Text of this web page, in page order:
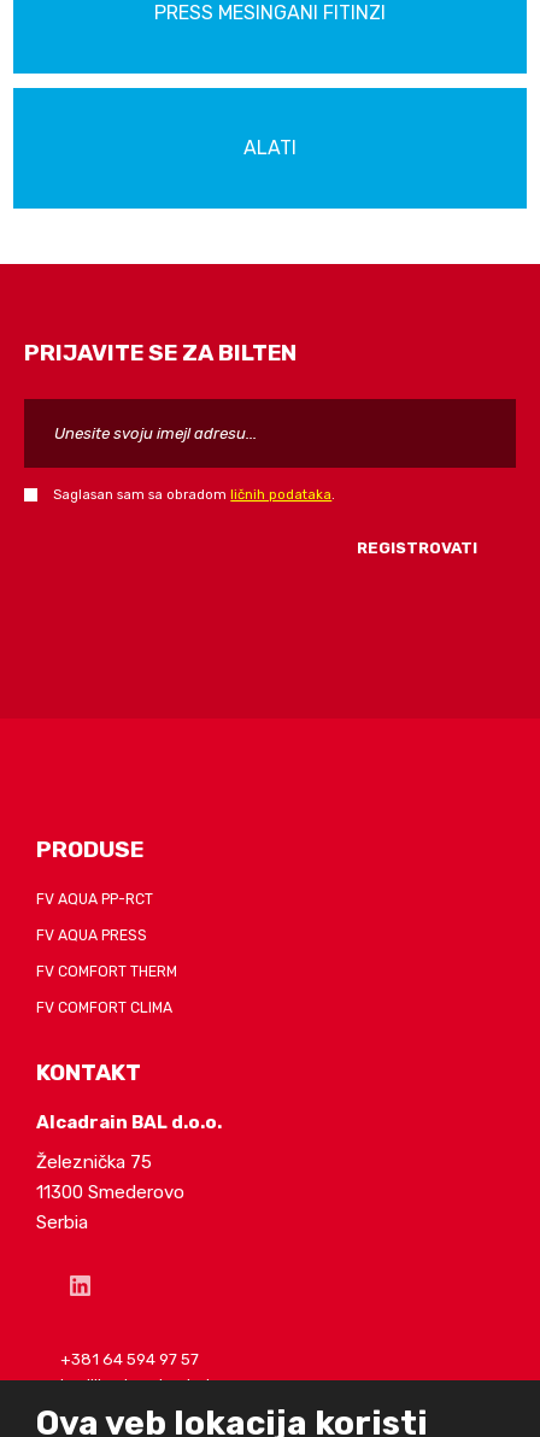
PRESS MESINGANI FITINZI
ALATI
PRIJAVITE SE ZA BILTEN
Saglasan sam sa obradomličnih podataka.
PRODUSE
FV AQUA PP-RCT
FV AQUA PRESS
FV COMFORT THERM
FV COMFORT CLIMA
KONTAKT
Alcadrain BAL d.o.o.
Železnička 75
11300 Smederovo
Serbia
+381 64 594 97 57
b.miljkovic@alcadrain.rs
Ova veb lokacija koristi